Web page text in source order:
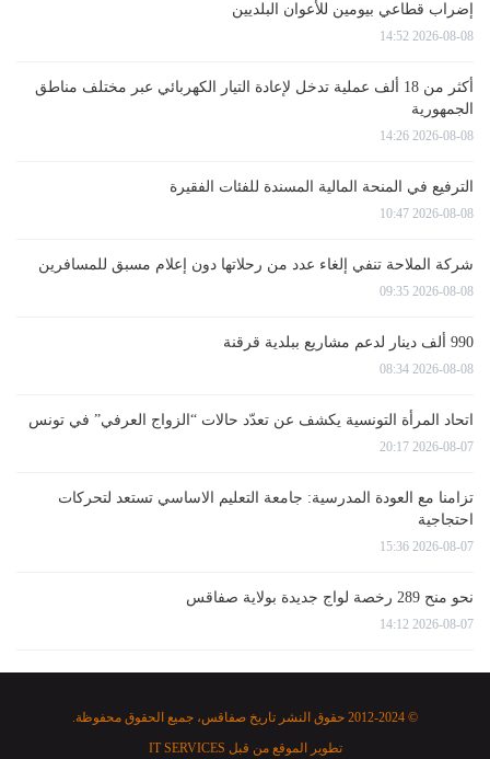
إضراب قطاعي بيومين للأعوان البلديين
2026-08-08 14:52
أكثر من 18 ألف عملية تدخل لإعادة التيار الكهربائي عبر مختلف مناطق
الجمهورية
2026-08-08 14:26
الترفيع في المنحة المالية المسندة للفئات الفقيرة
2026-08-08 10:47
شركة الملاحة تنفي إلغاء عدد من رحلاتها دون إعلام مسبق للمسافرين
2026-08-08 09:35
990 ألف دينار لدعم مشاريع ببلدية قرقنة
2026-08-08 08:34
اتحاد المرأة التونسية يكشف عن تعدّد حالات “الزواج العرفي” في تونس
2026-08-07 20:17
تزامنا مع العودة المدرسية: جامعة التعليم الاساسي تستعد لتحركات
احتجاجية
2026-08-07 15:36
نحو منح 289 رخصة لواج جديدة بولاية صفاقس
2026-08-07 14:12
© 2012-2024 حقوق النشر تاريخ صفاقس، جميع الحقوق محفوظة.
تطوير الموقع من قبل IT SERVICES